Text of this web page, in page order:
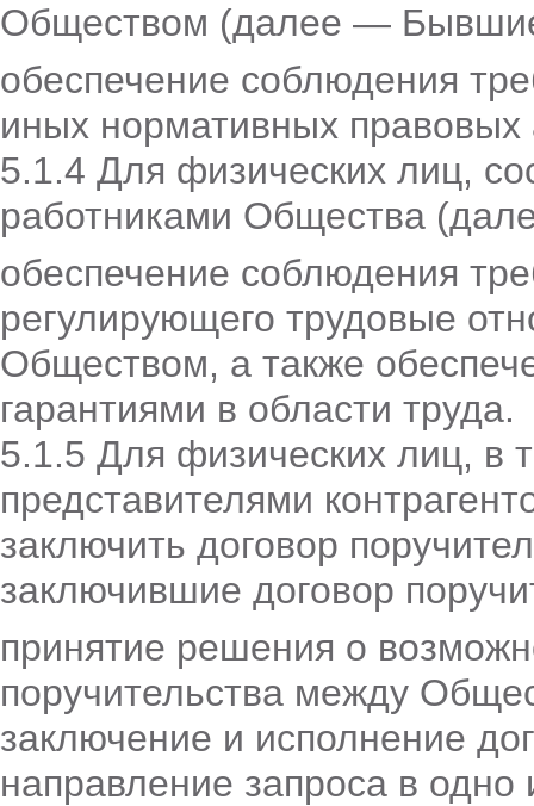
Обществом (далее —
обеспечение соблюдения
иных нормативных правовых
5.1.4 Для физических лиц,
работниками Общества
обеспечение соблюдения
регулирующего трудовые
Обществом, а также
гарантиями в области труда.
5.1.5 Для физических лиц, в
представителями
заключить договор
заключившие договор
принятие решения о
поручительства между
заключение и исполнение
направление запроса в